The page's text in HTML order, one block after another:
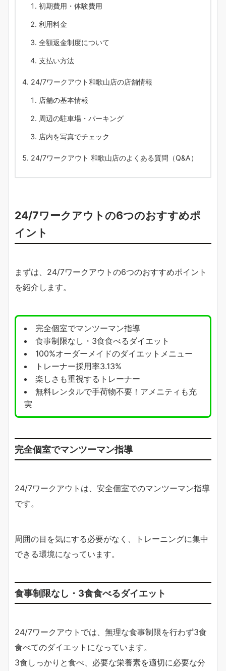
初期費用・体験費用
利用料金
全額返金制度について
支払い方法
24/7ワークアウト和歌山店の店舗情報
店舗の基本情報
周辺の駐車場・パーキング
店内を写真でチェック
24/7ワークアウト 和歌山店のよくある質問（Q&A）
24/7ワークアウトの6つのおすすめポ
イント
まずは、24/7ワークアウトの6つのおすすめポイント
を紹介します。
完全個室でマンツーマン指導
食事制限なし・3食食べるダイエット
100%オーダーメイドのダイエットメニュー
トレーナー採用率3.13%
楽しさも重視するトレーナー
無料レンタルで手荷物不要！アメニティも充
実
完全個室でマンツーマン指導
24/7ワークアウトは、安全個室でのマンツーマン指導
です。
周囲の目を気にする必要がなく、トレーニングに集中
できる環境になっています。
食事制限なし・3食食べるダイエット
24/7ワークアウトでは、無理な食事制限を行わず3食
食べてのダイエットになっています。
3食しっかりと食べ、必要な栄養素を適切に必要な分